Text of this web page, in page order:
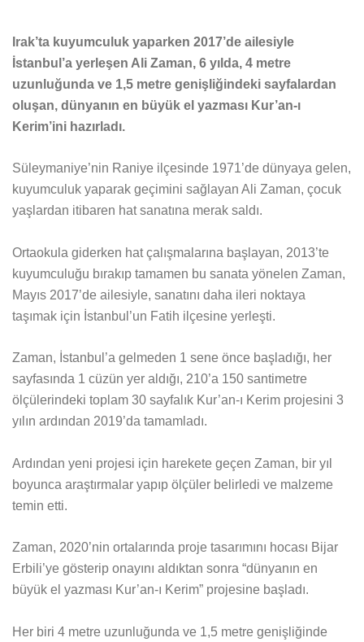
Irak’ta kuyumculuk yaparken 2017’de ailesiyle
İstanbul’a yerleşen Ali Zaman, 6 yılda, 4 metre
uzunluğunda ve 1,5 metre genişliğindeki sayfalardan
oluşan, dünyanın en büyük el yazması Kur’an-ı
Kerim’ini hazırladı.
Süleymaniye’nin Raniye ilçesinde 1971’de dünyaya gelen,
kuyumculuk yaparak geçimini sağlayan Ali Zaman, çocuk
yaşlardan itibaren hat sanatına merak saldı.
Ortaokula giderken hat çalışmalarına başlayan, 2013’te
kuyumculuğu bırakıp tamamen bu sanata yönelen Zaman,
Mayıs 2017’de ailesiyle, sanatını daha ileri noktaya
taşımak için İstanbul’un Fatih ilçesine yerleşti.
Zaman, İstanbul’a gelmeden 1 sene önce başladığı, her
sayfasında 1 cüzün yer aldığı, 210’a 150 santimetre
ölçülerindeki toplam 30 sayfalık Kur’an-ı Kerim projesini 3
yılın ardından 2019’da tamamladı.
Ardından yeni projesi için harekete geçen Zaman, bir yıl
boyunca araştırmalar yapıp ölçüler belirledi ve malzeme
temin etti.
Zaman, 2020’nin ortalarında proje tasarımını hocası Bijar
Erbili’ye gösterip onayını aldıktan sonra “dünyanın en
büyük el yazması Kur’an-ı Kerim” projesine başladı.
Her biri 4 metre uzunluğunda ve 1,5 metre genişliğinde